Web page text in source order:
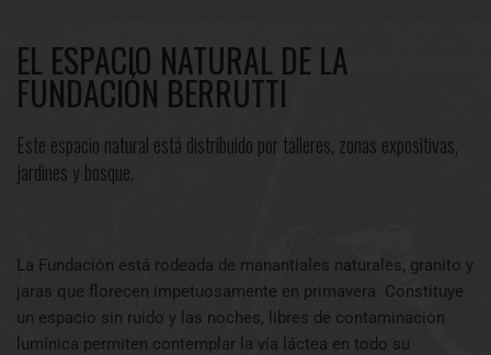
EL ESPACIO NATURAL DE LA
FUNDACIÓN BERRUTTI
Este espacio natural está distribuido por talleres, zonas expositivas,
jardines y bosque.
La Fundación está rodeada de manantiales naturales, granito y
jaras que florecen impetuosamente en primavera. Constituye
un espacio sin ruido y las noches, libres de contaminación
lumínica permiten contemplar la vía láctea en todo su